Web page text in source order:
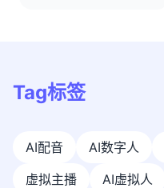
Tag标签
AI配音 AI数字人
虚拟主播
AI虚拟人